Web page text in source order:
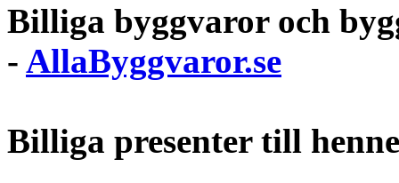
Billiga byggvaror och
- AllaByggvaror.se
Billiga presenter till